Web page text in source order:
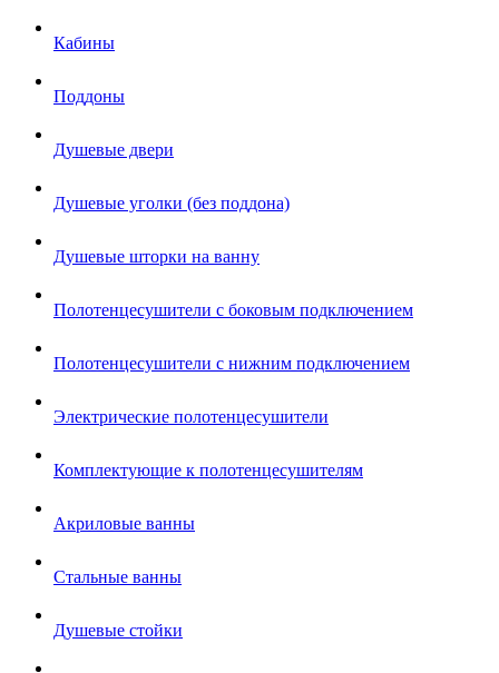
Кабины
Поддоны
Душевые двери
Душевые уголки (без поддона)
Душевые шторки на ванну
Полотенцесушители с боковым подключением
Полотенцесушители с нижним подключением
Электрические полотенцесушители
Комплектующие к полотенцесушителям
Акриловые ванны
Стальные ванны
Душевые стойки